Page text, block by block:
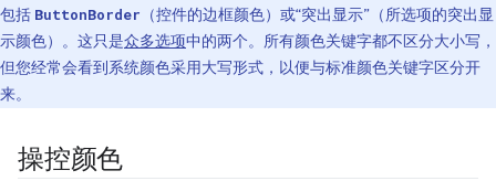
包括 ButtonBorder
（控件的边框颜色）或“突出显示”（所选项的突出显
示颜色）。这只是众多选项中的两个。所有颜色关键字都不区分大小写，
但您经常会看到系统颜色采用大写形式，以便与标准颜色关键字区分开
来。
操控颜色